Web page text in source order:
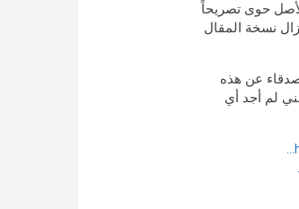
حوى تصريحاً
نسخة المقال
عن هذه
لم أجد أي